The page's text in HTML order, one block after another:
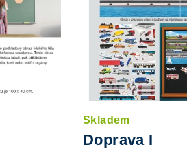
Skladem
Doprava I